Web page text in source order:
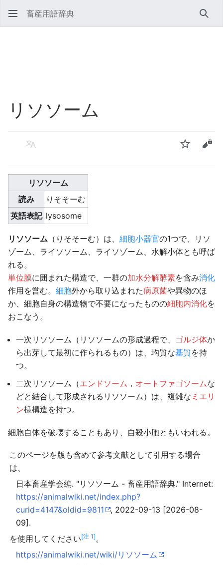
畜産用語辞典 検索
リソソーム
言語 ウォッチソ
リソソーム
読み
りそそーむ
英語表記 lysosome
リソソーム （りそそーむ）は、 細胞小器官の1つで、リソ
ゾーム、ライソソーム、ライソゾーム、水解小体とも呼ば
れる。
単位膜に囲まれた構造で、一群の加水分解酵素を含み消化
作用を営む。 細胞外から取り込まれた病原菌や異物のほ
か、細胞自身の構造物で不要になったものの細胞内消化を
おこなう。
一次リソソーム（リソソームの形成過程で、 ゴルジ体か
ら出芽して最初に作られるもの）は、均質な基質を持
つ。
二次リソソーム（エンドソーム ， オートファゴソームな
どと結合して形成されるリソソーム）は、複雑な ミエリ
ン様構造を持つ。
細胞自体を破壊することもあり、自殺小胞ともいわれる。
このページを版も含めて参考文献として引用する場合
は、
日本畜産学会編. "リソソーム - 畜産用語辞典." Internet:
https://animalwiki.net/index.php?
curid=4147&oldid=9811
, 2022-09-13 [2026-08-
09].
を使用してください[注 1]。
https://animalwiki.net/wiki/リソソーム